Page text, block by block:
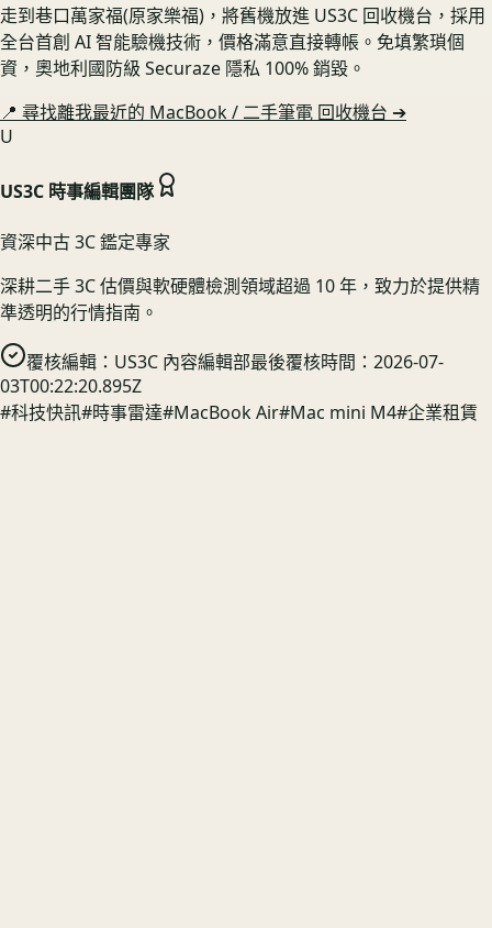
走到巷口萬家福(原家樂福)，將舊機放進 US3C 回收機台，採用
全台首創 AI 智能驗機技術，價格滿意直接轉帳。免填繁瑣個
資，奧地利國防級 Securaze 隱私 100% 銷毀。
📍 尋找離我最近的 MacBook / 二手筆電 回收機台 ➔
U
US3C 時事編輯團隊
資深中古 3C 鑑定專家
深耕二手 3C 估價與軟硬體檢測領域超過 10 年，致力於提供精
準透明的行情指南。
覆核編輯： US3C 內容編輯部最後覆核時間： 2026-07-
03T00:22:20.895Z
#科技快訊#時事雷達#MacBook Air#Mac mini M4#企業租賃